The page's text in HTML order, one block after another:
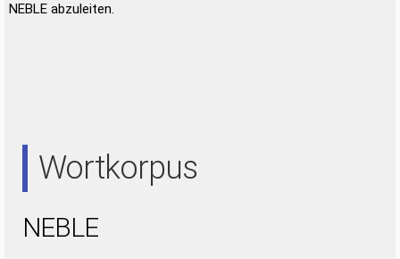
NEBLE abzuleiten.
Wortkorpus
NEBLE